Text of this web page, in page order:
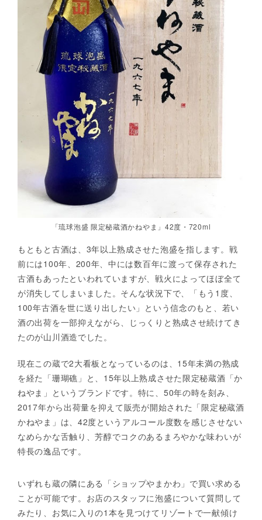
「琉球泡盛 限定秘蔵酒かねやま」42度・720ml
もともと古酒は、3年以上熟成させた泡盛を指します。戦
前には100年、200年、中には数百年に渡って保存された
古酒もあったといわれていますが、戦火によってほぼ全て
が消失してしまいました。そんな状況下で、「もう1度、
100年古酒を世に送り出したい」という信念のもと、若い
酒の出荷を一部抑えながら、じっくりと熟成させ続けてき
たのが山川酒造でした。
現在この蔵で2大看板となっているのは、15年未満の熟成
を経た「珊瑚礁」と、15年以上熟成させた限定秘蔵酒「か
ねやま」というブランドです。特に、50年の時を刻み、
2017年から出荷量を抑えて販売が開始された「限定秘蔵酒
かねやま」は、42度というアルコール度数を感じさせない
なめらかな舌触り、芳醇でコクのあるまろやかな味わいが
特長の逸品です。
いずれも蔵の隣にある「ショップやまかわ」で買い求める
ことが可能です。お店のスタッフに泡盛について質問して
みたり、お気に入りの1本を見つけてリゾートで一献傾け